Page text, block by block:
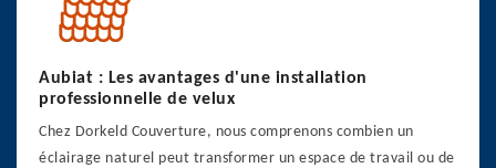
Aubiat : Les avantages d'une installation
professionnelle de velux
Chez Dorkeld Couverture, nous comprenons combien un
éclairage naturel peut transformer un espace de travail ou de